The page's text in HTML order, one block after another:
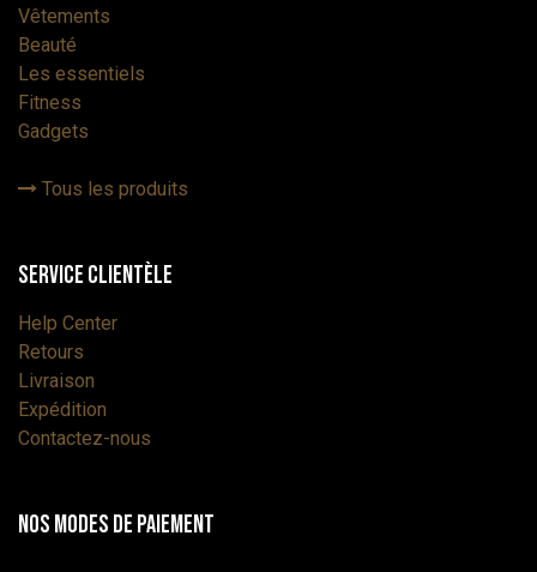
Vêtements
Beauté
Les essentiels
Fitness
Gadgets
Tous les produits
Service Clientèle
Help Center
Retours
Livraison
Expédition
Contactez-nous
Nos modes de paiement